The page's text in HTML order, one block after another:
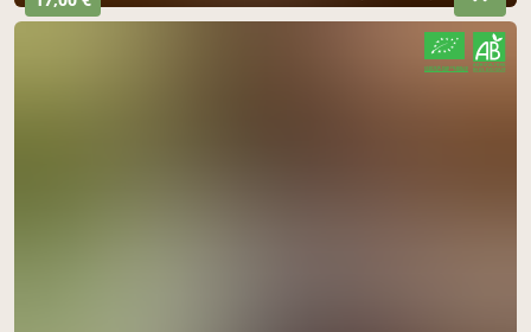
CERTIFIÉ PAR FR-BIO-10
AGRICULTURE FRANCE